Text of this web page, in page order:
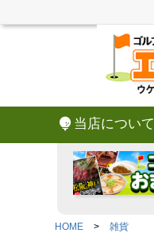
当店について
HOME 雑貨